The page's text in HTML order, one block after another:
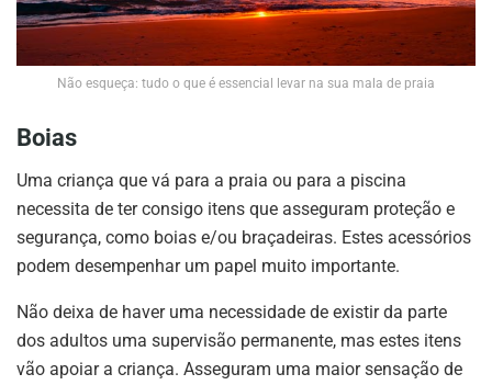
Não esqueça: tudo o que é essencial levar na sua mala de praia
Boias
Uma criança que vá para a praia ou para a piscina
necessita de ter consigo itens que asseguram proteção e
segurança, como boias e/ou braçadeiras. Estes acessórios
podem desempenhar um papel muito importante.
Não deixa de haver uma necessidade de existir da parte
dos adultos uma supervisão permanente, mas estes itens
vão apoiar a criança. Asseguram uma maior sensação de